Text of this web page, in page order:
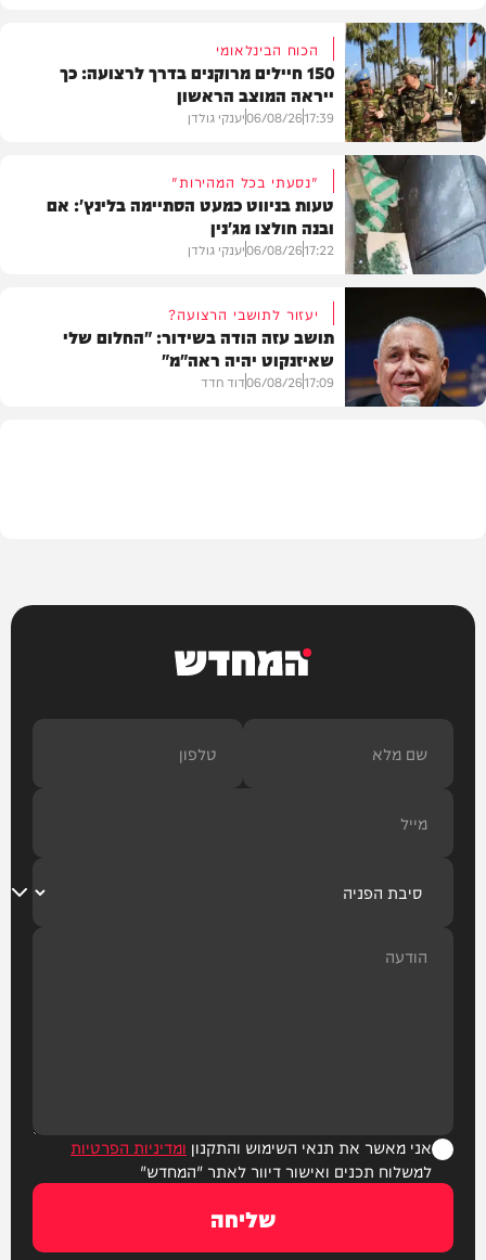
צבא וביטחון
הכוח הבינלאומי
150 חיילים מרוקנים בדרך לרצועה: כך
ייראה המוצב הראשון
17:39
06/08/26יענקי גולדן
צבא וביטחון
"נסעתי בכל המהירות"
טעות בניווט כמעט הסתיימה בלינץ': אם
ובנה חולצו מג'נין
17:22
06/08/26יענקי גולדן
יעזור לתושבי הרצועה?
תושב עזה הודה בשידור: "החלום שלי
שאיזנקוט יהיה ראה"מ"
17:09
06/08/26דוד חדד
המחדש
אני מאשר את תנאי השימוש והתקנון ומדיניות הפרטיות
למשלוח תכנים ואישור דיוור לאתר "המחדש"
שליחה